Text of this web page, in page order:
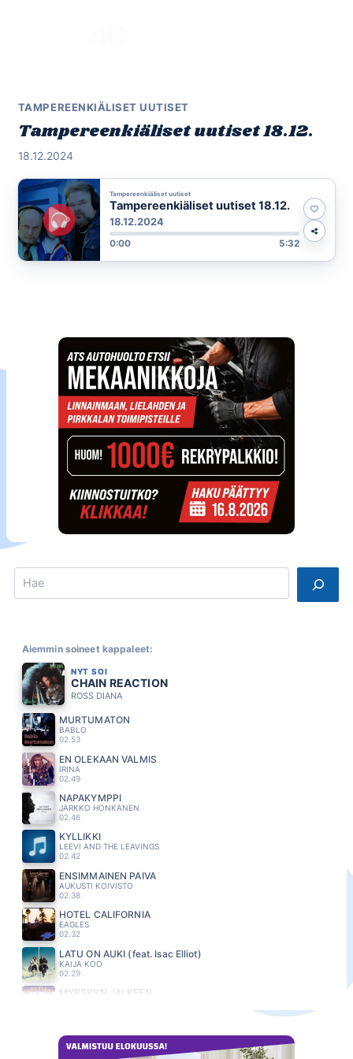
TAMPEREENKIÄLISET UUTISET
Tampereenkiäliset uutiset 18.12.
18.12.2024
Tampereenkiäliset uutiset
Tampereenkiäliset uutiset 18.12.
18.12.2024
0:00 5:32
Search
Aiemmin soineet kappaleet:
NYT SOI
CHAIN REACTION
ROSS DIANA
MURTUMATON
BABLO
02.53
EN OLEKAAN VALMIS
IRINA
02.49
NAPAKYMPPI
JARKKO HONKANEN
02.46
KYLLIKKI
LEEVI AND THE LEAVINGS
02.42
ENSIMMÄINEN PÄIVÄ
AUKUSTI KOIVISTO
02.38
HOTEL CALIFORNIA
EAGLES
02.32
LATU ON AUKI (feat. Isac Elliot)
KAIJA KOO
02.29
MYRSKYN JÄLKEEN
MARISKA
02.22